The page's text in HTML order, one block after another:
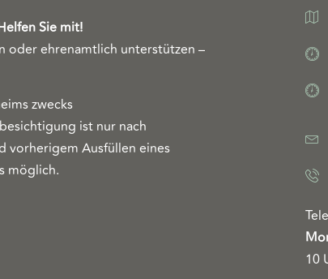
Sie mit!
oder ehrenamtlich unterstützen –
zwecks
ist nur nach
vorherigem Ausfüllen eines
möglich.
10